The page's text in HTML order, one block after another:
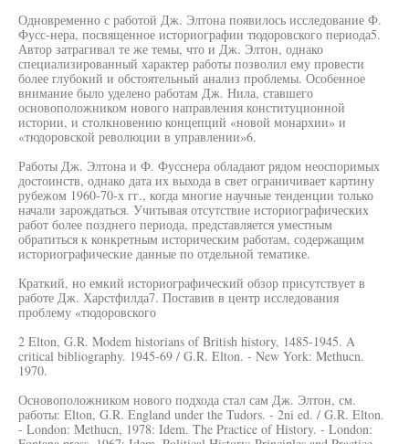
Одновременно с работой Дж. Элтона появилось исследование Ф.
Фусс-нера, посвященное историографии тюдоровского периода5.
Автор затрагивал те же темы, что и Дж. Элтон, однако
специализированный характер работы позволил ему провести
более глубокий и обстоятельный анализ проблемы. Особенное
внимание было уделено работам Дж. Нила, ставшего
основоположником нового направления конституционной
истории, и столкновению концепций «новой монархии» и
«тюдоровской революции в управлении»6.
Работы Дж. Элтона и Ф. Фусснера обладают рядом неоспоримых
достоинств, однако дата их выхода в свет ограничивает картину
рубежом 1960-70-х гг., когда многие научные тенденции только
начали зарождаться. Учитывая отсутствие историографических
работ более позднего периода, представляется уместным
обратиться к конкретным историческим работам, содержащим
историографические данные по отдельной тематике.
Краткий, но емкий историографический обзор присутствует в
работе Дж. Харстфилда7. Поставив в центр исследования
проблему «тюдоровского
2 Elton, G.R. Modem historians of British history, 1485-1945. A
critical bibliography. 1945-69 / G.R. Elton. - New York: Methucn.
1970.
Основоположником нового подхода стал сам Дж. Элтон, см.
работы: Elton, G.R. England under the Tudors. - 2ni ed. / G.R. Elton.
- London: Methucn, 1978: Idem. The Practice of History. - London: